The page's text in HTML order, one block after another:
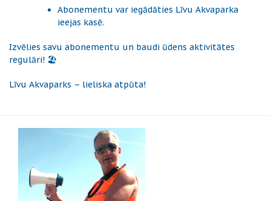
Abonementu var iegādāties Līvu Akvaparka
ieejas kasē.
Izvēlies savu abonementu un baudi ūdens aktivitātes
regulāri! 🏖️
Līvu Akvaparks – lieliska atpūta!